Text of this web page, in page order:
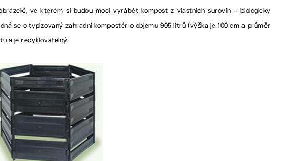
ve kterém si budou moci vyrábět kompost z vlastních surovin – biologicky
se o typizovaný zahradní kompostér o objemu 905 litrů (výška je 100 cm a průměr
a je recyklovatelný.